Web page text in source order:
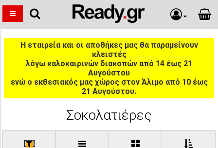
Η εταιρεία και οι αποθήκες μας θα παραμείνουν
κλειστές
λόγω καλοκαιρινών διακοπών από 14 έως 21
Αυγούστου
ενώ ο εκθεσιακός μας χώρος στον Άλιμο από 10 έως
21 Αυγούστου.
Σοκολατιέρες
[ ]